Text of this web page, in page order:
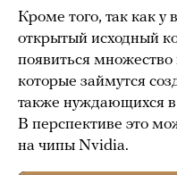
Кроме того, так как у
открытый исходный
появиться множество
которые займутся
также нуждающихся в
В перспективе это
на чипы Nvidia.